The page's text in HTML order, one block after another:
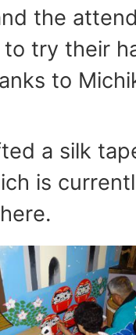
the
try their
to
a silk
is